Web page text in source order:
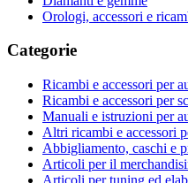
Orologi, accessori e
Categorie
Ricambi e accessori per
Ricambi e accessori per
Manuali e istruzioni per
Altri ricambi e accessori
Abbigliamento, caschi e
Articoli per il